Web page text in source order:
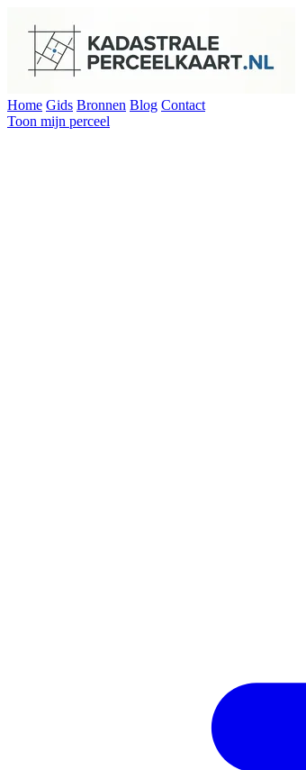
Home Gids Bronnen Blog Contact
Toon mijn perceel